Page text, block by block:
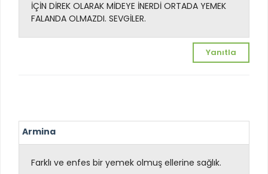
İÇİN DİREK OLARAK MİDEYE İNERDİ ORTADA YEMEK
FALANDA OLMAZDI. SEVGİLER.
Yanıtla
Armina
Farklı ve enfes bir yemek olmuş ellerine sağlık.